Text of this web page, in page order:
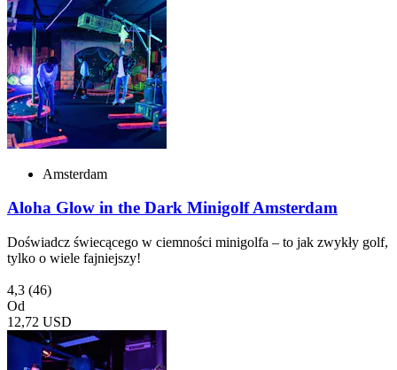
Amsterdam
Aloha Glow in the Dark Minigolf Amsterdam
Doświadcz świecącego w ciemności minigolfa – to jak zwykły golf,
tylko o wiele fajniejszy!
4,3 (46)
Od
12,72 USD